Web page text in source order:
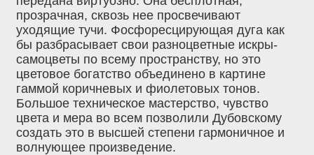
прозрачная, сквозь нее просвечивают
уходящие тучи. Фосфоресцирующая дуга как
бы разбрасывает свои разноцветные искры-
самоцветы по всему пространству, но это
цветовое богатство объединено в картине
гаммой коричневых и фиолетовых тонов.
Большое техническое мастерство, чувство
цвета и мера во всем позволили Дубовскому
создать это в высшей степени гармоничное и
волнующее произведение.